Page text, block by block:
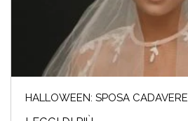
HALLOWEEN: SPOSA CADAVERE